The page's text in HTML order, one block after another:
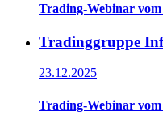
Trading-Webinar vom
Tradinggruppe
23.12.2025
Trading-Webinar vom